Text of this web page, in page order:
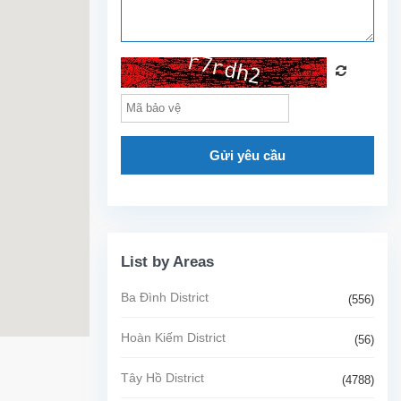
Gửi yêu cầu
List by Areas
Ba Đình District (556)
Hoàn Kiếm District (56)
Tây Hồ District (4788)